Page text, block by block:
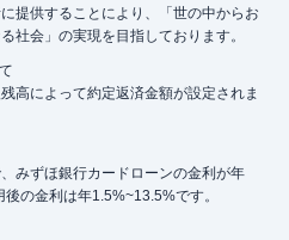
提供することにより、「世の中からお
社会」の実現を目指しております。
高によって約定返済金額が設定されま
みずほ銀行カードローンの金利が年
の金利は年1.5%~13.5%です。